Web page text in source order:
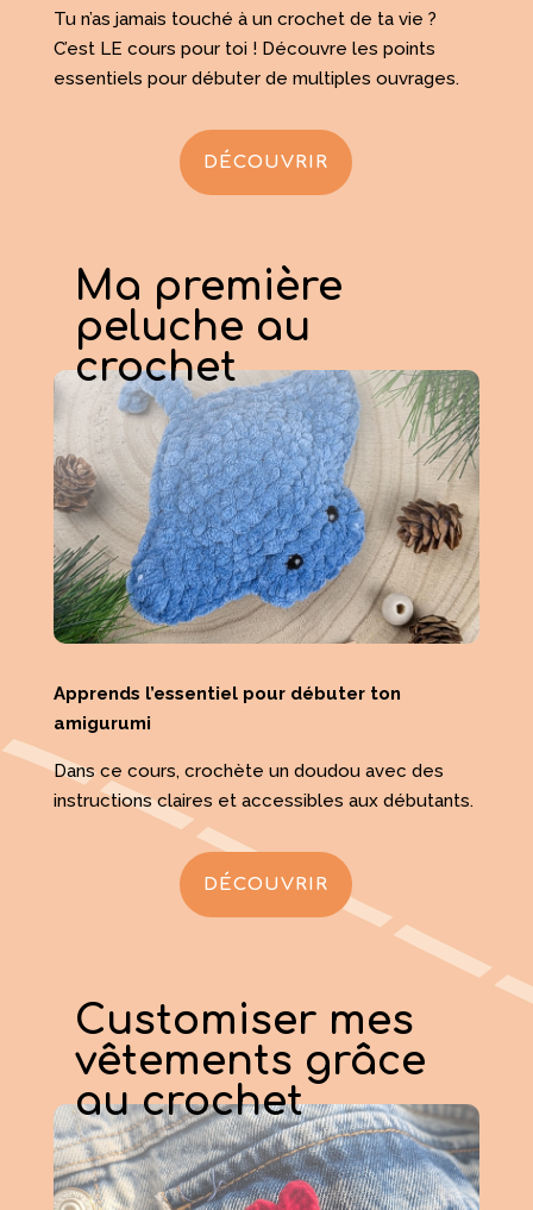
Tu n’as jamais touché à un crochet de ta vie ?
C’est LE cours pour toi ! Découvre les points
essentiels pour débuter de multiples ouvrages.
DÉCOUVRIR
Apprends l’essentiel pour débuter ton
amigurumi
Dans ce cours, crochète un doudou avec des
instructions claires et accessibles aux débutants.
DÉCOUVRIR
Ma première
peluche au
crochet
Customiser mes
vêtements grâce
au crochet